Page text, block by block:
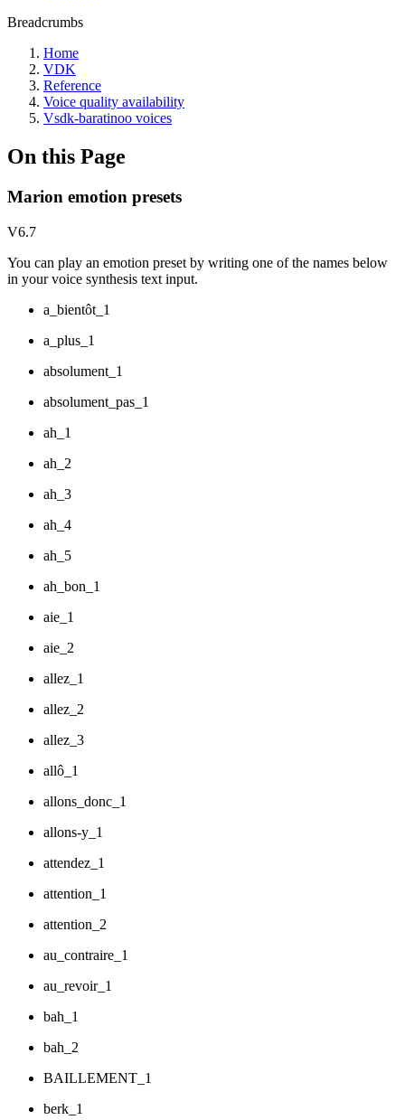
Breadcrumbs
Home
VDK
Reference
Voice quality availability
Vsdk-baratinoo voices
On this Page
Marion emotion presets
V6.7
You can play an emotion preset by writing one of the names below
in your voice synthesis text input.
a_bientôt_1
a_plus_1
absolument_1
absolument_pas_1
ah_1
ah_2
ah_3
ah_4
ah_5
ah_bon_1
aie_1
aie_2
allez_1
allez_2
allez_3
allô_1
allons_donc_1
allons-y_1
attendez_1
attention_1
attention_2
au_contraire_1
au_revoir_1
bah_1
bah_2
BAILLEMENT_1
berk_1